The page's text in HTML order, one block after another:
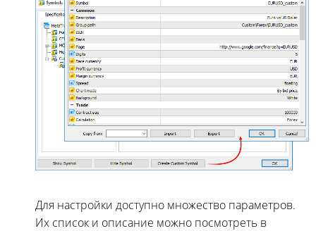
Для настройки доступно множество параметров.
Их список и описание можно посмотреть в